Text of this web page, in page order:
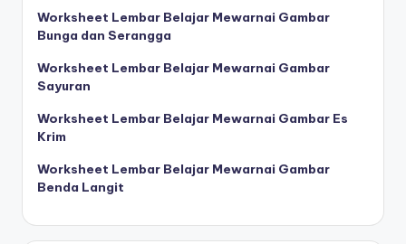
k
s
h
e
t
a
n
belajar
huruf
hijaiyah
untuk
anak
-
lembar
Worksheet Lembar Belajar Mewarnai Gambar
Bunga dan Serangga
Worksheet Lembar Belajar Mewarnai Gambar
Sayuran
Worksheet Lembar Belajar Mewarnai Gambar Es
Krim
Worksheet Lembar Belajar Mewarnai Gambar
Benda Langit